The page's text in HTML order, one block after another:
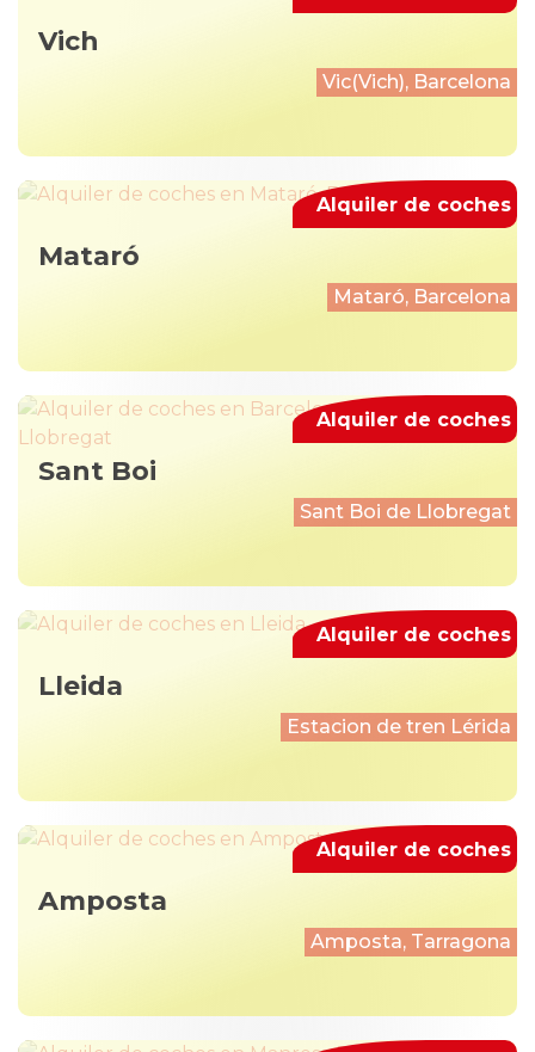
Vich
Vic(Vich), Barcelona
Mataró
Mataró, Barcelona
Alquiler de coches
Sant Boi
Sant Boi de Llobregat
Alquiler de coches
Lleida
Estacion de tren Lérida
Alquiler de coches
Amposta
Amposta, Tarragona
Alquiler de coches